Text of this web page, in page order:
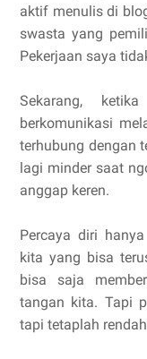
aktif menulis di
swasta yang
Pekerjaan saya
Sekarang,
berkomunikasi
terhubung dengan
lagi minder saat
anggap keren.
Percaya diri
kita yang bisa
bisa saja
tangan kita. Tapi
tapi tetaplah